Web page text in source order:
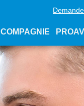
COMPAGNIE